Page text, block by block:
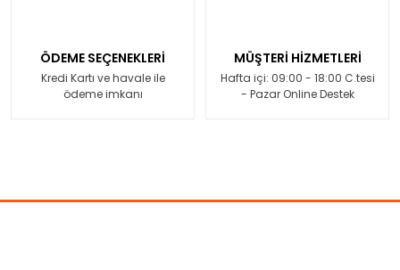
ÖDEME SEÇENEKLERİ
Kredi Kartı ve havale ile
ödeme imkanı
MÜŞTERİ HİZMETLERİ
Hafta içi: 09:00 - 18:00 C.tesi
- Pazar Online Destek